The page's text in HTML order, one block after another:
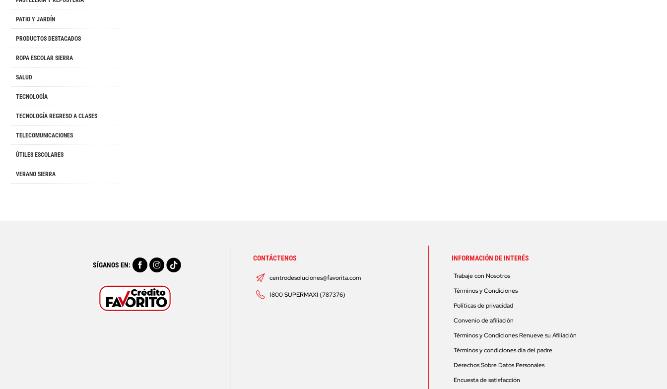
PATIO Y JARDÍN
PRODUCTOS DESTACADOS
ROPA ESCOLAR SIERRA
SALUD
TECNOLOGÍA
TECNOLOGÍA REGRESO A CLASES
TELECOMUNICACIONES
ÚTILES ESCOLARES
VERANO SIERRA
SÍGANOS EN:
CONTÁCTENOS
centrodesoluciones@favorita.com
1800 SUPERMAXI (787376)
INFORMACIÓN DE INTERÉS
Trabaje con Nosotros
Términos y Condiciones
Políticas de privacidad
Convenio de afiliación
Términos y Condiciones Renueve su Afiliación
Términos y condiciones día del padre
Derechos Sobre Datos Personales
Encuesta de satisfacción